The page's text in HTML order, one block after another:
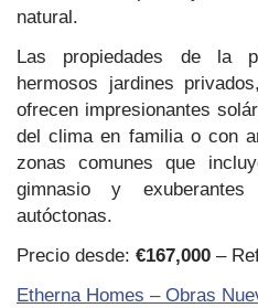
natural.
Las propiedades de la
hermosos jardines
ofrecen impresionantes
del clima en familia o con
zonas comunes que
gimnasio y
autóctonas.
Precio desde: €167,000 –
Etherna Homes – Obras